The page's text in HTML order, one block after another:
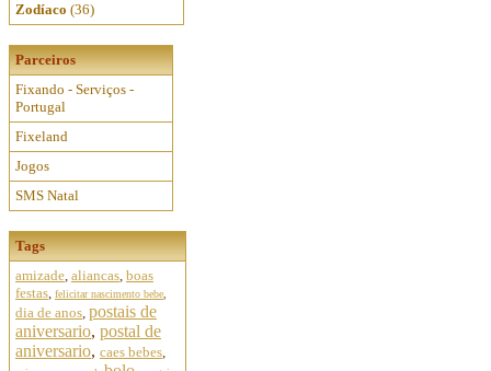
Zodíaco (36)
Parceiros
Fixando - Serviços -
Portugal
Fixeland
Jogos
SMS Natal
Tags
amizade, aliancas, boas
festas, felicitar nascimento bebe
dia de anos, postais de
aniversario, postal de
aniversario, caes bebes,